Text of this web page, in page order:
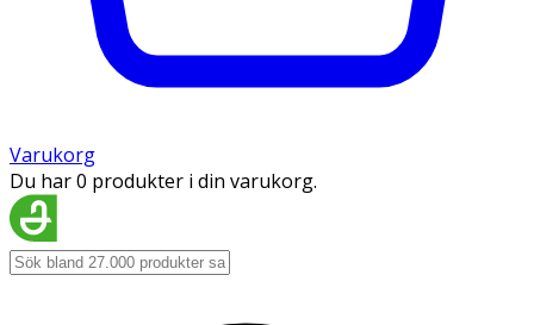
Varukorg
Du har 0 produkter i din varukorg.